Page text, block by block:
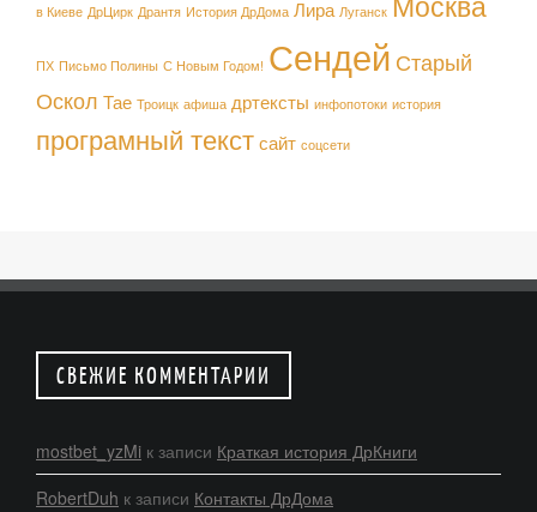
в Киеве ДрЦирк Дрантя История ДрДома Лира Луганск
ПХ Письмо Полины С Новым Годом! Сендей Старый
Оскол Тае Троицк афиша дртексты инфопотоки история
програмный текстсайт соцсети
СВЕЖИЕ КОММЕНТАРИИ
mostbet_yzMi к записи Краткая история ДрКниги
RobertDuh к записи Контакты ДрДома